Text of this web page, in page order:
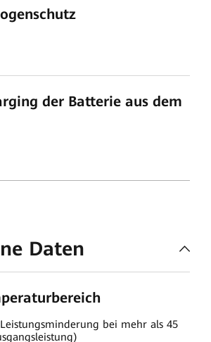
der Batterie aus dem
Daten
bei mehr als 45